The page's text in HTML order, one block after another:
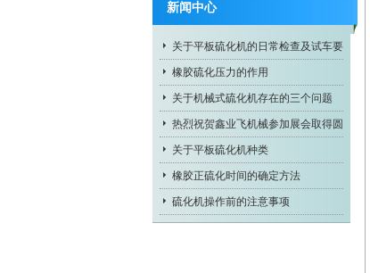
新闻中心
关于平板硫化机的日常检查及试车要
求
橡胶硫化压力的作用
关于机械式硫化机存在的三个问题
热烈祝贺鑫业飞机械参加展会取得圆
满成
关于平板硫化机种类
橡胶正硫化时间的确定方法
硫化机操作前的注意事项